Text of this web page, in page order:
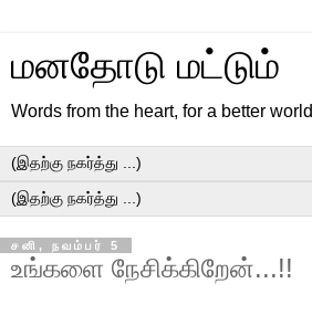
மனதோடு மட்டும்
Words from the heart, for a better world
சனி, நவம்பர் 5
உங்களை நேசிக்கிறேன்...!!